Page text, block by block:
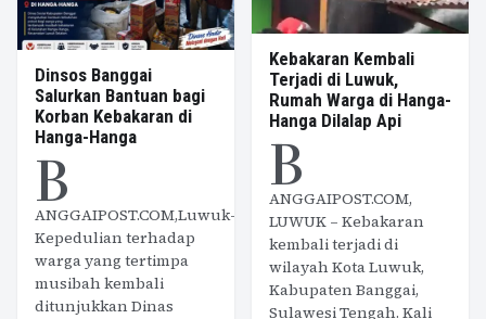
Dinsos Banggai
Salurkan Bantuan bagi
Korban Kebakaran di
Hanga-Hanga
B
ANGGAIPOST.COM,Luwuk–
Kepedulian terhadap
warga yang tertimpa
musibah kembali
ditunjukkan Dinas
Kebakaran Kembali
Terjadi di Luwuk,
Rumah Warga di Hanga-
Hanga Dilalap Api
B
ANGGAIPOST.COM,
LUWUK – Kebakaran
kembali terjadi di
wilayah Kota Luwuk,
Kabupaten Banggai,
Sulawesi Tengah. Kali